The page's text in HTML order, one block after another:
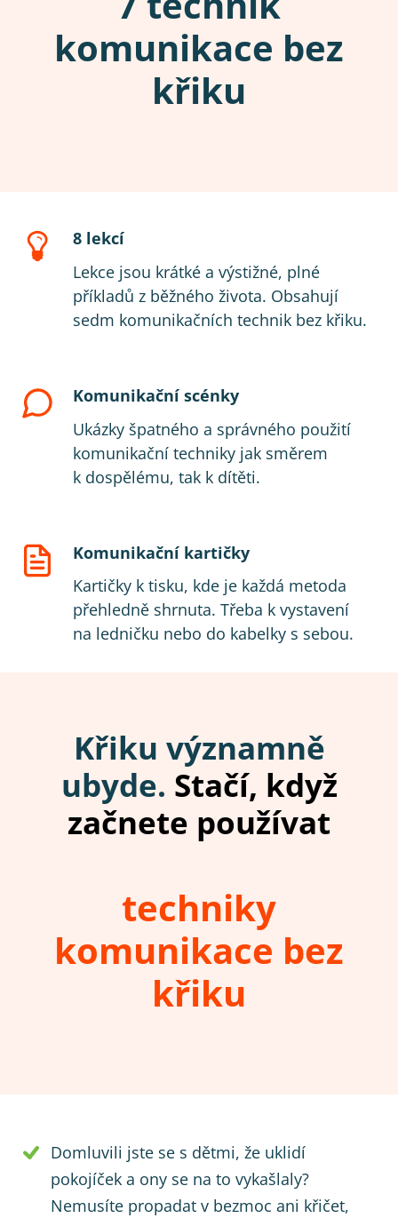
komunikace bez
křiku
8 lekcí
Lekce jsou krátké a výstižné, plné
příkladů z běžného života. Obsahují
sedm komunikačních technik bez křiku.
Komunikační scénky
Ukázky špatného a správného použití
komunikační techniky jak směrem
k dospělému, tak k dítěti.
Komunikační kartičky
Kartičky k tisku, kde je každá metoda
přehledně shrnuta. Třeba k vystavení
na ledničku nebo do kabelky s sebou.
Křiku významně
ubyde. Stačí, když
začnete používat
techniky
komunikace bez
křiku
Domluvili jste se s dětmi, že uklidí
pokojíček a ony se na to vykašlaly?
Nemusíte propadat v bezmoc ani křičet,